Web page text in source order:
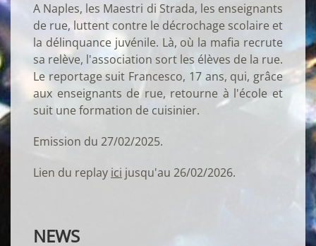
A Naples, les Maestri di Strada, les enseignants
de rue, luttent contre le décrochage scolaire et
la délinquance juvénile. Là, où la mafia recrute
sa relève, l'association sort les élèves de la rue.
Le reportage suit Francesco, 17 ans, qui, grâce
aux enseignants de rue, retourne à l'école et
suit une formation de cuisinier.
Emission du 27/02/2025.
Lien du replay ici jusqu'au 26/02/2026.
NEWS